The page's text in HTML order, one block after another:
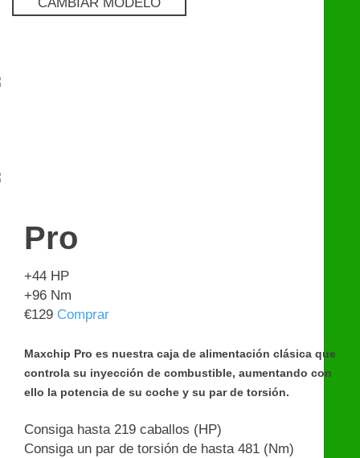
Pro
+44 HP
+96 Nm
€129 Comprar
Maxchip Pro es nuestra caja de alimentación clásica que
controla su inyección de combustible, aumentando con
ello la potencia de su coche y su par de torsión.
Consiga hasta 219 caballos (HP)
Consiga un par de torsión de hasta 481 (Nm)